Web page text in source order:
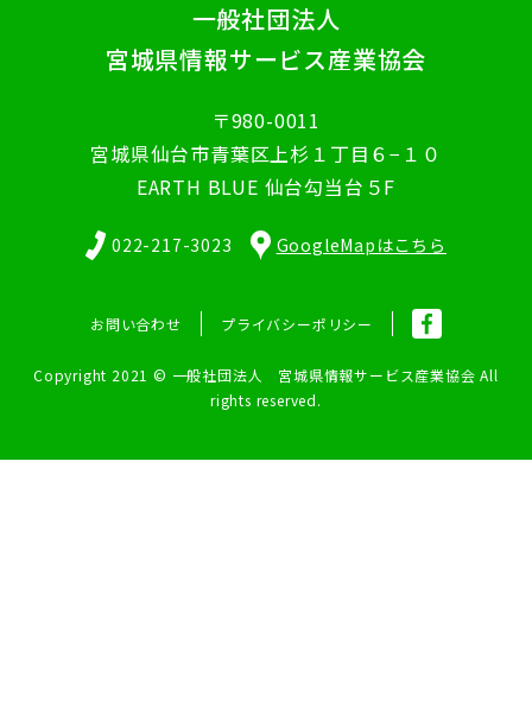
一般社団法人
宮城県情報サービス産業協会
〒980-0011
宮城県仙台市青葉区上杉１丁目６−１０
EARTH BLUE 仙台勾当台５F
022-217-3023 GoogleMapはこちら
お問い合わせ プライバシーポリシー
Copyright 2021 © 一般社団法人 宮城県情報サービス産業協会 All
rights reserved.